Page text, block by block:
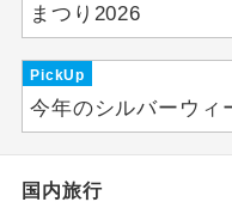
まつり2026
PickUp
今年のシルバーウィ
国内旅行